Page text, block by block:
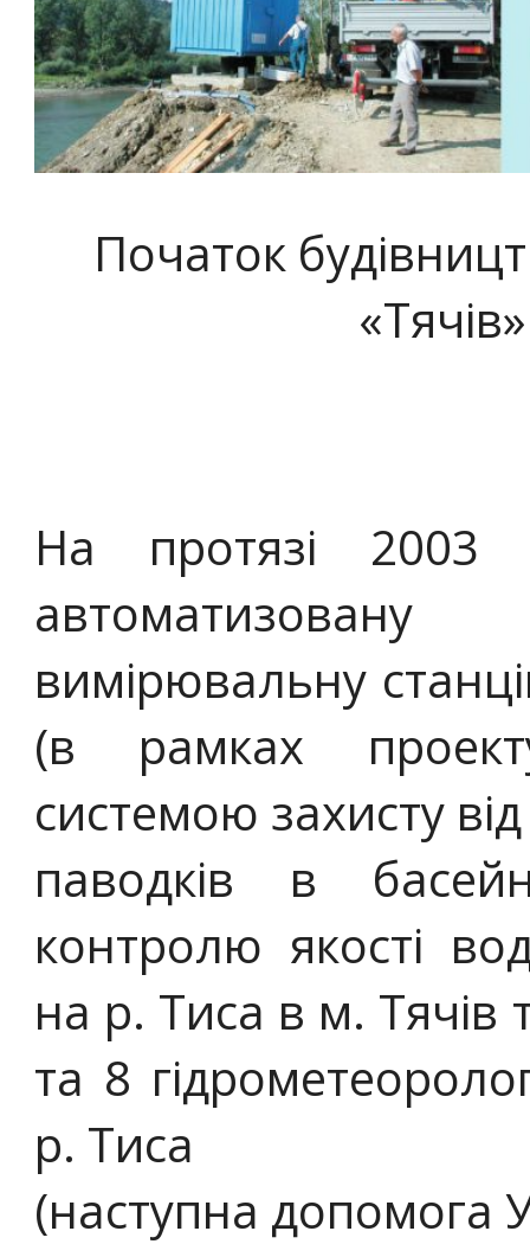
Початок
На протязі
автоматизовану
вимірювальну
(в рамках
системою захисту від
паводків в
контролю якості
на р. Тиса в м. Тячів
та 8
р. Тиса
(наступна допомога